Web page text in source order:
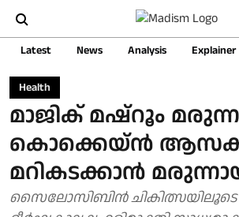
Latest News Analysis Explainer
Health
മാജിക് മഷ്‌റൂം
കൊക്കെയ്ന്‍
മറികടക്കാന്‍
സൈലോസിബിൻ ചികിത്സയിലൂടെ